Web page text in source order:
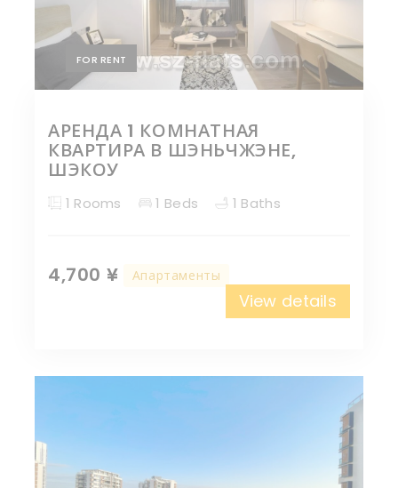
FOR RENT
АРЕНДА 1 КОМНАТНАЯ
КВАРТИРА В ШЭНЬЧЖЭНЕ,
ШЭКОУ
1 Rooms 1 Beds 1 Baths
4,700 ¥ Апартаменты
View details